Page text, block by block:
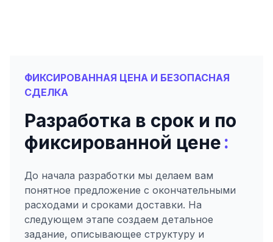
ФИКСИРОВАННАЯ ЦЕНА И БЕЗОПАСНАЯ
СДЕЛКА
Разработка в срок и по
фиксированной цене:
До начала разработки мы делаем вам
понятное предложение с окончательными
расходами и сроками доставки. На
следующем этапе создаем детальное
задание, описывающее структуру и